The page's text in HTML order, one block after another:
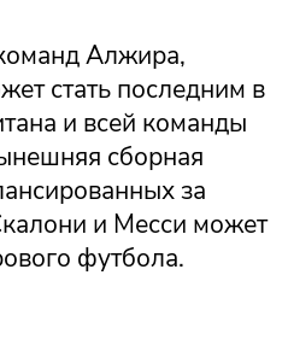
Алжира,
стать последним в
и всей команды
сборная
за
и Месси может
футбола.